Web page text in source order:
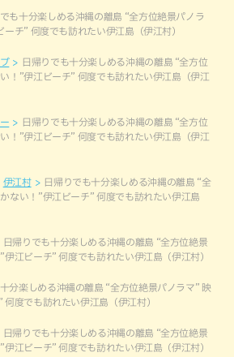
も十分楽しめる沖縄の離島 “全方位絶景パノラ
ーチ” 何度でも訪れたい伊江島（伊江村）
日帰りでも十分楽しめる沖縄の離島 “全方位
！”伊江ビーチ” 何度でも訪れたい伊江島（伊江
日帰りでも十分楽しめる沖縄の離島 “全方位
！”伊江ビーチ” 何度でも訪れたい伊江島（伊江
伊江村
日帰りでも十分楽しめる沖縄の離島 “全
ない！”伊江ビーチ” 何度でも訪れたい伊江島
日帰りでも十分楽しめる沖縄の離島 “全方位絶景
伊江ビーチ” 何度でも訪れたい伊江島（伊江村）
分楽しめる沖縄の離島 “全方位絶景パノラマ” 映
何度でも訪れたい伊江島（伊江村）
日帰りでも十分楽しめる沖縄の離島 “全方位絶景
伊江ビーチ” 何度でも訪れたい伊江島（伊江村）